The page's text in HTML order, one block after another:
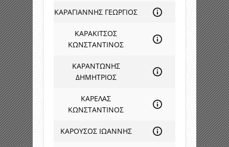
ΚΑΡΑΓΙΑΝΝΗΣ ΓΕΩΡΓΙΟΣ
ΚΑΡΑΚΙΤΣΟΣ
ΚΩΝΣΤΑΝΤΙΝΟΣ
ΚΑΡΑΝΤΩΝΗΣ
ΔΗΜΗΤΡΙΟΣ
ΚΑΡΕΛΑΣ
ΚΩΝΣΤΑΝΤΙΝΟΣ
ΚΑΡΟΥΣΟΣ ΙΩΑΝΝΗΣ